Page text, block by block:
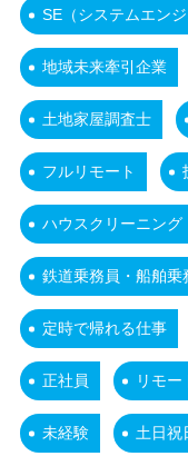
SE（システムエンジ
地域未来牽引企業
土地家屋調査士
フルリモート
ハウスクリーニング
鉄道乗務員・船舶乗
定時で帰れる仕事
正社員 リモ
未経験 土日祝